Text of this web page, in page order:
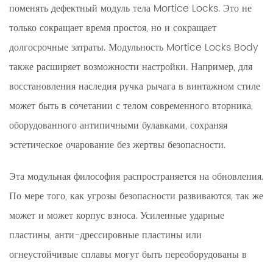
поменять дефектный модуль тела Mortice Locks. Это не
только сокращает время простоя, но и сокращает
долгосрочные затраты. Модульность Mortice Locks Body
также расширяет возможности настройки. Например, для
восстановления наследия ручка рычага в винтажном стиле
может быть в сочетании с телом современного вторника,
оборудованного антипичными булавками, сохраняя
эстетическое очарование без жертвы безопасности.
Эта модульная философия распространяется на обновления.
По мере того, как угрозы безопасности развиваются, так же
может и может корпус взноса. Усиленные ударные
пластины, анти-дрессировные пластины или
огнеустойчивые сплавы могут быть переоборудованы в